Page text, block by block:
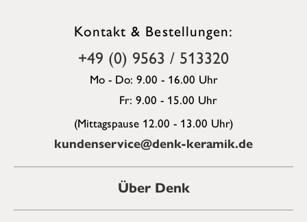
Kontakt & Bestellungen:
+49 (0) 9563 / 513320
Mo - Do: 9.00 - 16.00 Uhr
Fr: 9.00 - 15.00 Uhr
(Mittagspause 12.00 - 13.00 Uhr)
kundenservice@denk-keramik.de
Über Denk